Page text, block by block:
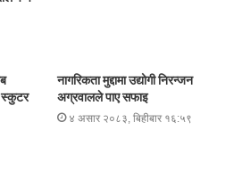
स्कुटर
नागरिकता मुद्दामा उद्योगी निरन्जन
अग्रवालले पाए सफाइ
४ असार २०८३, बिहीबार १६:५९